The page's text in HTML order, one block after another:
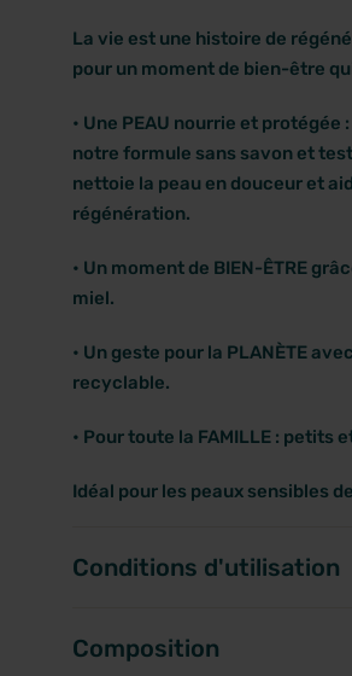
La vie est une histoire de
pour un moment de bien-être
• Une PEAU nourrie et
notre formule sans savon et
nettoie la peau en douceur et
régénération.
• Un moment de BIEN-ÊTRE
miel.
• Un geste pour la PLANÈTE
recyclable.
• Pour toute la FAMILLE : petits
Idéal pour les peaux sensibles
Conditions d'utilisation
Composition